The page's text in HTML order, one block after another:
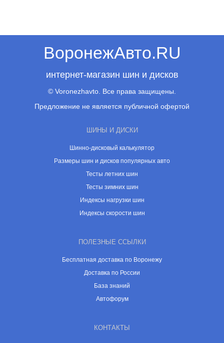
ВоронежАвто.RU
интернет-магазин шин и дисков
© Voronezhavto. Все права защищены.
Предложение не является публичной офертой
ШИНЫ И ДИСКИ
Шинно-дисковый калькулятор
Размеры шин и дисков популярных авто
Тесты летних шин
Тесты зимних шин
Индексы нагрузки шин
Индексы скорости шин
ПОЛЕЗНЫЕ ССЫЛКИ
Бесплатная доставка по Воронежу
Доставка по России
База знаний
Автофорум
КОНТАКТЫ